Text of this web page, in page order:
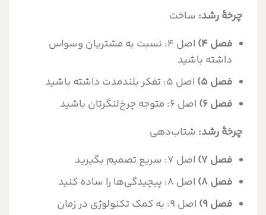
چرخۀ رشد: ساخت
فصل ۴)
اصل ۴: نسبت به مشتریان وسواس
داشته باشید
فصل ۵)
اصل ۵: تفکر بلندمدت داشته باشید
فصل ۶)
اصل ۶: متوجه چرخ‌لنگرتان باشید
چرخۀ رشد: شتاب‌دهی
فصل ۷)
اصل ۷: سریع تصمیم بگیرید
فصل ۸)
اصل ۸: پیچیدگی‌ها را ساده کنید
فصل ۹)
اصل ۹: به کمک تکنولوژی در زمان